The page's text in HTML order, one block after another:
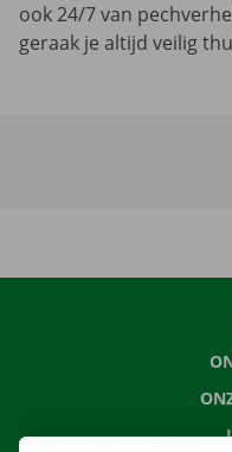
ook 24/7 van
geraak je altijd veilig